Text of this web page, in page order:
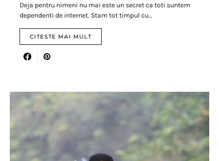
Deja pentru nimeni nu mai este un secret ca toti suntem
dependenti de internet. Stam tot timpul cu…
CITESTE MAI MULT